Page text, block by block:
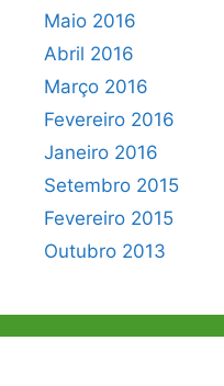
Maio 2016
Abril 2016
Março 2016
Fevereiro 2016
Janeiro 2016
Setembro 2015
Fevereiro 2015
Outubro 2013